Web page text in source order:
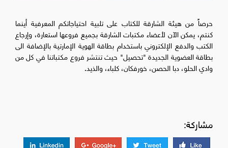
حرصاً من هيئة الشارقة للكتاب على تلبية احتياجاتكم المعرفية أینما
كنتم، يمكن الآن لأعضاء مكتبات الشارقة بجميع فروعها استعارة، وإرجاع
الكتب والدفع الإلكتروني باستخدام بطاقة الهوية الإمارتية بالإضافة الى
بطاقة العضوية الجديدة "تحصيل" حیث تنتشر فروع مكتباتنا في كل من
وادي الحلو، دبا الحصن، خورفكان، كلباء، والذید.
مشاركة: